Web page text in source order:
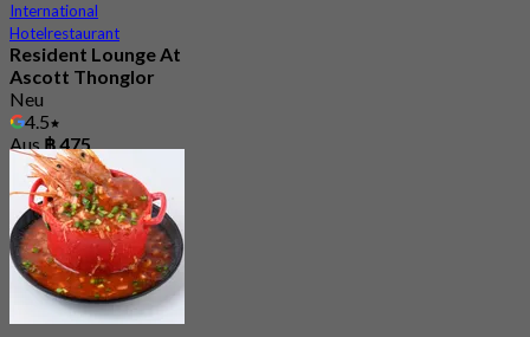
International
Hotelrestaurant
Resident Lounge At
Ascott Thonglor
Neu
4.5
Aus฿ 475